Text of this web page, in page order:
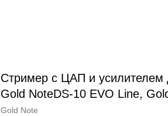
Cтример c ЦАП и усилителем
Gold NoteDS-10 EVO Line,
Gold Note